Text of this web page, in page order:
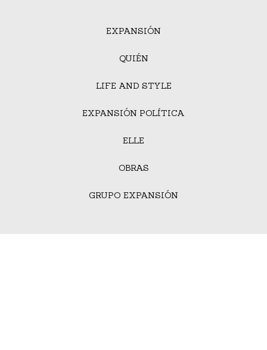
EXPANSIÓN
QUIÉN
LIFE AND STYLE
EXPANSIÓN POLÍTICA
ELLE
OBRAS
GRUPO EXPANSIÓN